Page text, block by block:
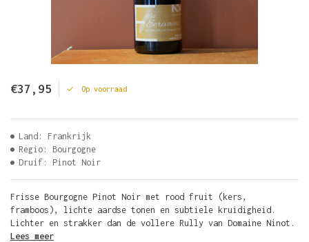
€37,95 Op voorraad
Land: Frankrijk
Regio: Bourgogne
Druif: Pinot Noir
Frisse Bourgogne Pinot Noir met rood fruit (kers,
framboos), lichte aardse tonen en subtiele kruidigheid.
Lichter en strakker dan de vollere Rully van Domaine Ninot.
Lees meer